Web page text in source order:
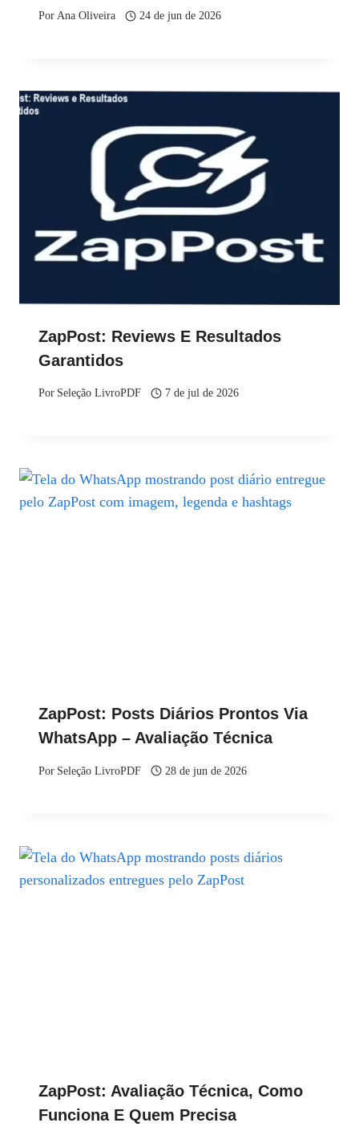
PorAna Oliveira 24 de jun de 2026
ZapPost: Reviews E Resultados
Garantidos
Por Seleção LivroPDF 7 de jul de 2026
ZapPost: Posts Diários Prontos Via
WhatsApp – Avaliação Técnica
Por Seleção LivroPDF 28 de jun de 2026
ZapPost: Avaliação Técnica, Como
Funciona E Quem Precisa